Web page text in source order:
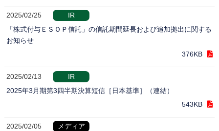
2025/02/25
IR
「株式付与ＥＳＯＰ信託」の信託期間延長および追加拠出に関する
お知らせ
376KB
2025/02/13
IR
2025年3月期第3四半期決算短信［日本基準］（連結）
543KB
2025/02/05
メディア